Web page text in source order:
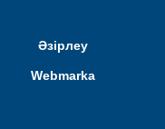
Әзірлеу
Webmarka